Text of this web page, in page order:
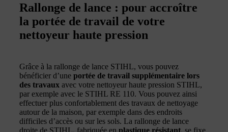
Rallonge de lance : pour accroître
la portée de travail de votre
nettoyeur haute pression
Grâce à la rallonge de lance STIHL, vous pouvez
bénéficier d’une portée de travail supplémentaire lors
des travaux avec votre nettoyeur haute pression STIHL,
par exemple avec le STIHL RE 110. Vous pouvez ainsi
effectuer plus confortablement des travaux de nettoyage
autour de la maison, par exemple dans des endroits
difficiles d’accès ou sur les sols. La rallonge de lance
droite de STIHL, fabriquée en plastique résistant, se fixe